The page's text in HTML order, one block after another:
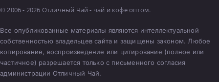
© 2006 - 2026 Отличный Чай - чай и кофе оптом.
Все опубликованные материалы являются интеллектуальной
собственностью владельцев сайта и защищены законом. Любое
копирование, воспроизведение или цитирование (полное или
частичное) разрешается только с письменного согласия
администрации Отличный Чай.